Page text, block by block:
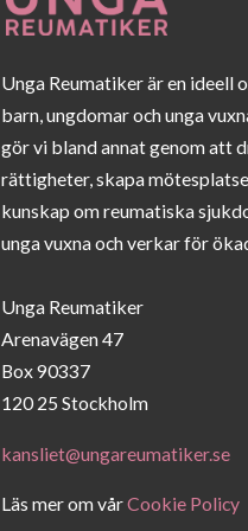
Unga Reumatiker är en ideell
barn, ungdomar och unga
gör vi bland annat genom att
rättigheter, skapa
kunskap om reumatiska
unga vuxna och verkar för
Unga Reumatiker
Arenavägen 47
Box 90337
120 25 Stockholm
kansliet@ungareumatiker.se
Läs mer om vårCookie Policy